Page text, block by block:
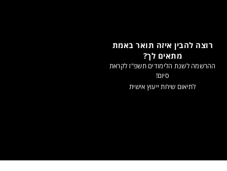
רוצה להבין איזה תואר באמת
מתאים לך?
ההרשמה לשנת הלימודים תשפ"ז לקראת
סיום!
לתיאום שיחת ייעוץ אישית